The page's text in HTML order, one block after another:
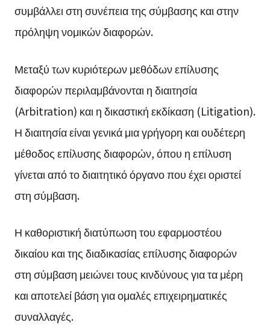
συμβάλλει στη συνέπεια της σύμβασης και στην
πρόληψη νομικών διαφορών.
Μεταξύ των κυριότερων μεθόδων επίλυσης
διαφορών περιλαμβάνονται η διαιτησία
(Arbitration) και η δικαστική εκδίκαση (Litigation).
Η διαιτησία είναι γενικά μια γρήγορη και ουδέτερη
μέθοδος επίλυσης διαφορών, όπου η επίλυση
γίνεται από το διαιτητικό όργανο που έχει οριστεί
στη σύμβαση.
Η καθοριστική διατύπωση του εφαρμοστέου
δικαίου και της διαδικασίας επίλυσης διαφορών
στη σύμβαση μειώνει τους κινδύνους για τα μέρη
και αποτελεί βάση για ομαλές επιχειρηματικές
συναλλαγές.